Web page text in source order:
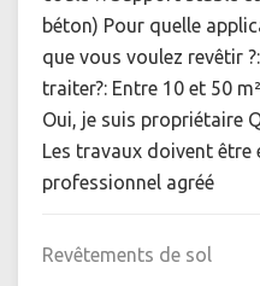
béton) Pour quelle
que vous voulez revêtir
traiter?: Entre 10 et 50
Oui, je suis propriétaire
Les travaux doivent être
professionnel agréé
Revêtements de sol